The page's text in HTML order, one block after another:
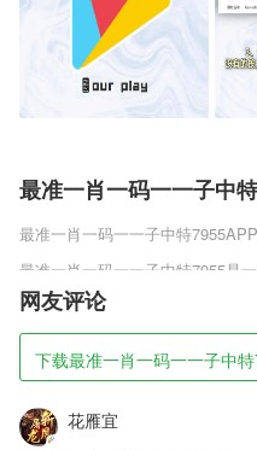
最准一肖一码一一子中
最准一肖一码一一子中特7955
最准一肖一码一一子中特7955是
手游，每个国家都有自己专属的
秘银等等级装备，幸运的队伍还
战跨服死斗争夺至尊，酷炫时装
炸苍穹，成群结队喝酒吃鸡!开创
最准一肖一码一一子中特
网友评论
下载最准一肖一码一一子中
花雁宜